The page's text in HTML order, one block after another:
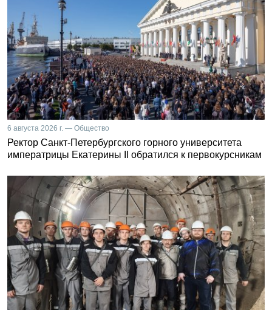
6 августа 2026 г. — Общество
Ректор Санкт-Петербургского горного университета
императрицы Екатерины II обратился к первокурсникам